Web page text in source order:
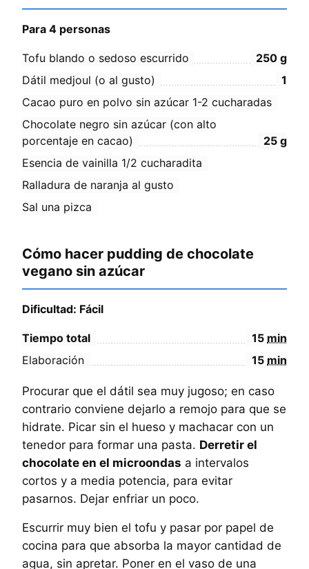
Para 4 personas
Tofu blando o sedoso escurrido 250 g
Dátil medjoul (o al gusto)
1
Cacao puro en polvo sin azúcar 1-2 cucharadas
Chocolate negro sin azúcar (con alto
porcentaje en cacao)
25 g
Esencia de vainilla 1/2 cucharadita
Ralladura de naranja al gusto
Sal una pizca
Cómo hacer pudding de chocolate
vegano sin azúcar
Dificultad: Fácil
Tiempo total 15 min
Elaboración
15 min
Procurar que el dátil sea muy jugoso; en caso
contrario conviene dejarlo a remojo para que se
hidrate. Picar sin el hueso y machacar con un
tenedor para formar una pasta. Derretir el
chocolate en el microondas a intervalos
cortos y a media potencia, para evitar
pasarnos. Dejar enfriar un poco.
Escurrir muy bien el tofu y pasar por papel de
cocina para que absorba la mayor cantidad de
agua, sin apretar. Poner en el vaso de una